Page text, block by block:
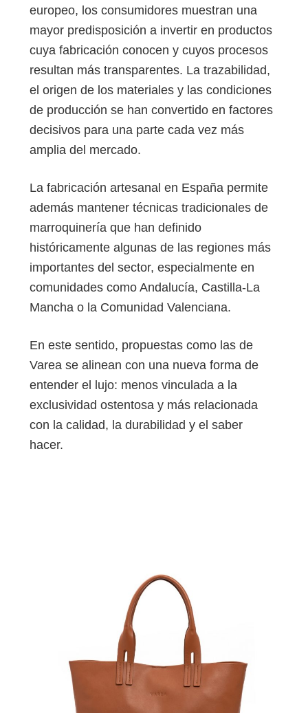
europeo, los consumidores muestran una
mayor predisposición a invertir en productos
cuya fabricación conocen y cuyos procesos
resultan más transparentes. La trazabilidad,
el origen de los materiales y las condiciones
de producción se han convertido en factores
decisivos para una parte cada vez más
amplia del mercado.
La fabricación artesanal en España permite
además mantener técnicas tradicionales de
marroquinería que han definido
históricamente algunas de las regiones más
importantes del sector, especialmente en
comunidades como Andalucía, Castilla-La
Mancha o la Comunidad Valenciana.
En este sentido, propuestas como las de
Varea se alinean con una nueva forma de
entender el lujo: menos vinculada a la
exclusividad ostentosa y más relacionada
con la calidad, la durabilidad y el saber
hacer.